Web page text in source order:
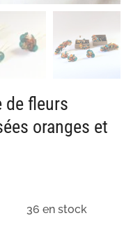
de fleurs
oranges et
36 en stock